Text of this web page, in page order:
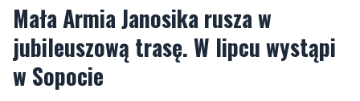
Mała Armia Janosika rusza w
jubileuszową trasę. W lipcu wystąpi
w Sopocie